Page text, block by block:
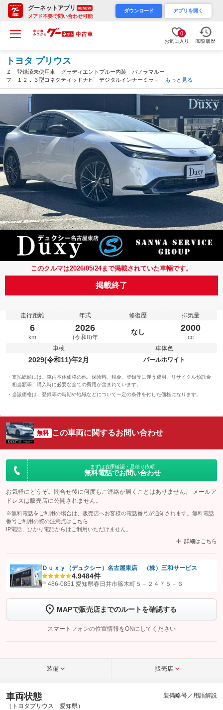
グーネットアプリ RENEW
メアド不要で問い合わせ可能
ダウンロード アプリを開く
0
お気に入り 閲覧履歴
トヨタ プリウス
Ｚ 登録済未使用車 グラディエントブルー内装 パノラマルー
フ １２．３型コネクティッドナビ デジタルインナーミラ－
トヨタチームメイトアドバンストパーク 全周囲カメラ 寒冷地仕
様 純正１９インチ（愛知県）
もっと見る
このクルマは2026/05/24まで掲載されていた車輛です。
掲載終了
走行距離
6
km
年式
2026
(令和8)年
修復歴
なし
排気量
2000
cc
車検
2029(令和11)年2月
車体色
パールホワイト
支払総額には、車両本体価格の他、保険料、税金、登録等に伴う費用、リサイクル預託金
相当額等、購入時に必要な全ての費用が含まれています。
当該価格は、登録等の時期や地域などについて一定の条件を付した価格になります。
無料 この車両に関するお問い合わせ
まずは在庫確認・見積り依頼
無料電話でお問い合わせ
お気軽にどうぞ。問合せ後に何度もご連絡が届くことはありません。 メールア
ドレスは販売店に公開されません。
※無料電話をご利用の場合は、販売店へお客様の電話番号が通知されます。無料電話
番号ご利用の際の注意点は こちら
IP電話、ひかり電話からはご利用いただけません。
詳細はこちら
【STEP1】認証画面でグーネットを友だち追加してから「許可する」ボタンを押
トーク画面で
ボタンをタップして問い合わせを
完了してください。
こちら
Ｄｕｘｙ（デュクシー）名古屋東店 （株）三和サービス
4.9484件
〒486-0851 愛知県春日井市篠木町５－２４７５－６
MAPで販売店までのルートを確認する
スマートフォンの位置情報をONにしてください
装備 販売店
車両状態
（トヨタプリウス 愛知県）
装備略号／用語解説